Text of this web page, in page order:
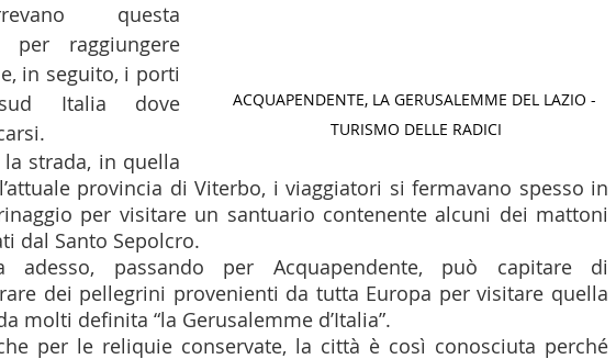
ALL'ESTERO Sud Amer
CULTURA 15 - AMBASCIATE CONSOLATI 16 - FARNESINA
18 - MAPPE ITALIANI ALL'ESTERO 19 - EUROPA
21 - AMERICA-CENTRO 22 - AMERICA DEL SUD
ACQUAPENDENTE, LA GERUSALEMME DEL LAZIO -
TURISMO DELLE RADICI
questa
per raggiungere
in seguito, i porti
Italia dove
la strada, in quella
provincia di Viterbo, i viaggiatori si fermavano spesso in
per visitare un santuario contenente alcuni dei mattoni
dal Santo Sepolcro.
adesso, passando per Acquapendente, può capitare di
dei pellegrini provenienti da tutta Europa per visitare quella
molti definita “la Gerusalemme d’Italia”.
per le reliquie conservate, la città è così conosciuta perché